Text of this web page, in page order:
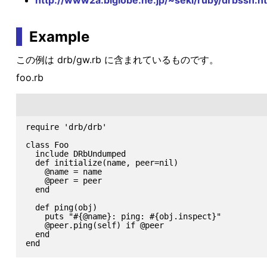
Example
この例は drb/gw.rb に含まれているものです。
foo.rb
require 'drb/drb'
class Foo
  include DRbUndumped
  def initialize(name, peer=nil)
    @name = name
    @peer = peer
  end
  def ping(obj)
    puts "#{@name}: ping: #{obj.inspect}"
    @peer.ping(self) if @peer
  end